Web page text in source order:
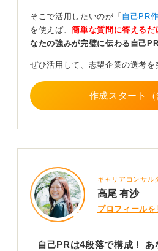
は、箇条書きで列挙するか、簡
ることで、全体の可読性を高めま
のです。すべての経験を詳細に書
重要なのは、採用担当者が短時間
度を理解できることです。
のかを補足的に記述することで
書をより効果的なものにします。
0
そこで活用したいのが「 自己PR
を使えば、簡単な質問に答えるだ
なたの強みが完璧に伝わる自己
ぜひ活用して、志望企業の選考を
作成スタート（
キャリアコンサル
高尾 有沙
プロフィールを
自己PRは4段落で構成！